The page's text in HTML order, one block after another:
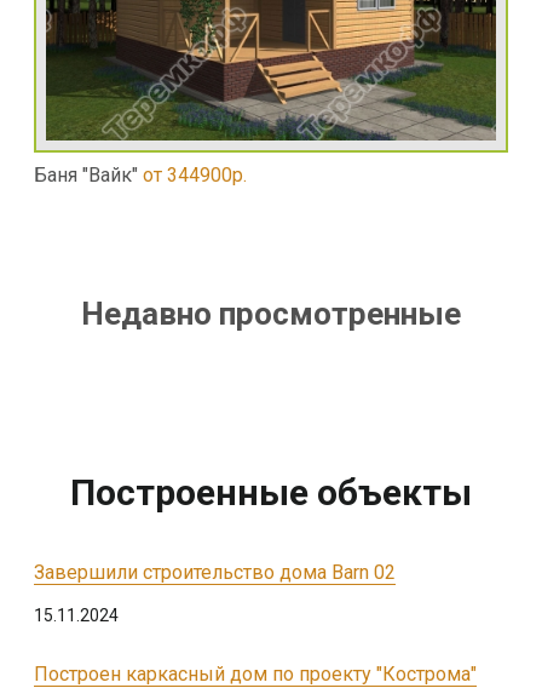
Баня "Вайк" от 344900р.
Недавно просмотренные
Построенные объекты
Завершили строительство дома Barn 02
15.11.2024
Построен каркасный дом по проекту "Кострома"